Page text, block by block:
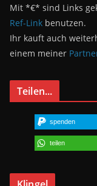
Mit *€* sind Links
Ref-Link benutzen.
Ihr kauft auch
einem meiner
Teilen...
spenden
teilen